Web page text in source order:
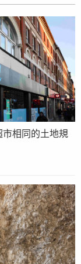
市相同的土地規